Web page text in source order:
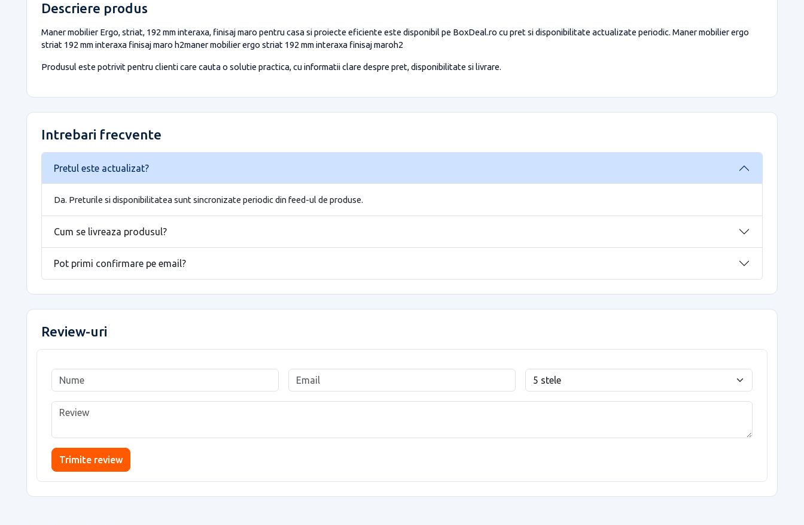
Descriere produs
Maner mobilier Ergo, striat, 192 mm interaxa, finisaj maro pentru casa si proiecte eficiente este disponibil pe BoxDeal.ro cu pret si disponibilitate actualizate periodic. Maner mobilier ergo
striat 192 mm interaxa finisaj maro h2maner mobilier ergo striat 192 mm interaxa finisaj maroh2
Produsul este potrivit pentru clienti care cauta o solutie practica, cu informatii clare despre pret, disponibilitate si livrare.
Intrebari frecvente
Pretul este actualizat?
Da. Preturile si disponibilitatea sunt sincronizate periodic din feed-ul de produse.
Cum se livreaza produsul?
Pot primi confirmare pe email?
Review-uri
Trimite review